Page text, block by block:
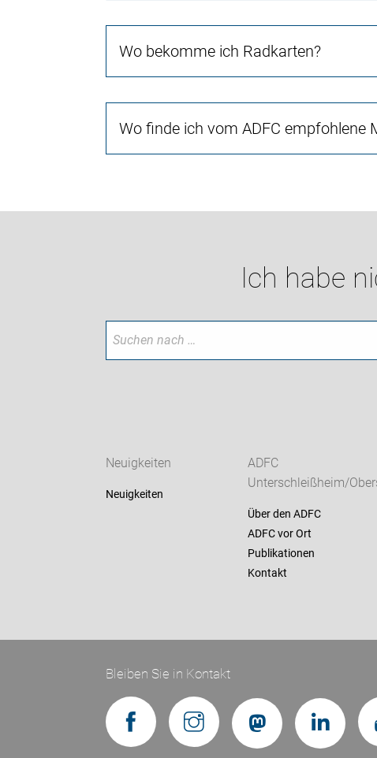
Wo bekomme ich Radkarten?
Wo finde ich vom ADFC
Ich habe
Neuigkeiten
Neuigkeiten
ADFC
Unterschleißheim/
Über den ADFC
ADFC vor Ort
Publikationen
Kontakt
Bleiben Sie in Kontakt